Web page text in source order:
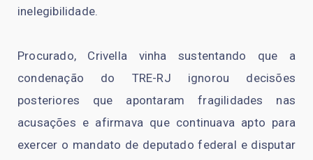
inelegibilidade.
Procurado, Crivella vinha sustentando que a
condenação do TRE-RJ ignorou decisões
posteriores que apontaram fragilidades nas
acusações e afirmava que continuava apto para
exercer o mandato de deputado federal e disputar